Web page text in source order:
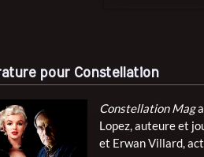
pour Constellation
Constellation Mag
Lopez, auteure et
et Erwan Villard,